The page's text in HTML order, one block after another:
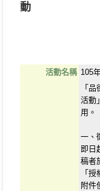
動
活動名稱 105
「
活動
用。
一、
即日
稿者
「
附件